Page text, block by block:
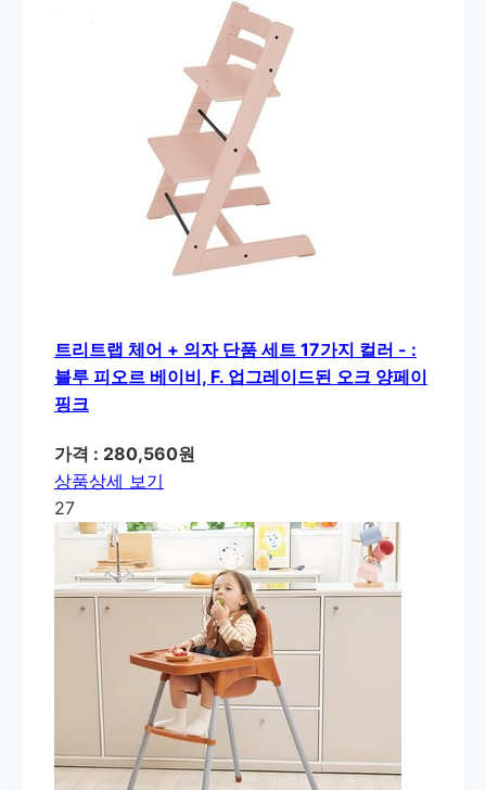
트리트랩 체어 + 의자 단품 세트 17가지 컬러 - :
블루 피오르 베이비, F. 업그레이드된 오크 양페이
핑크
가격 : 280,560원
상품상세 보기
27